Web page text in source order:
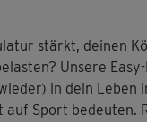
stärkt​, deinen
Unsere
in dein
Sport bedeuten.